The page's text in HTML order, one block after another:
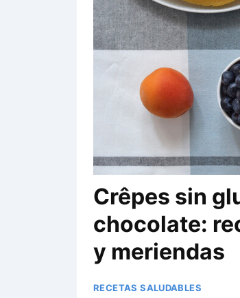
Crêpes sin
chocolate:
y meriendas
RECETAS SALUDABLES